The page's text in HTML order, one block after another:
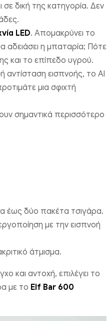
σε δική της κατηγορία. Δεν
LED. Απομακρύνει το
η μπαταρία; Πότε
και το επίπεδο υγρού.
αντίσταση εισπνοής, το Al
μια σφιχτή
σημαντικά περισσότερο
έως δύο πακέτα τσιγάρα.
με την εισπνοή
άτμισμα.
και αντοχή, επιλέγει το
με το Elf Bar 600